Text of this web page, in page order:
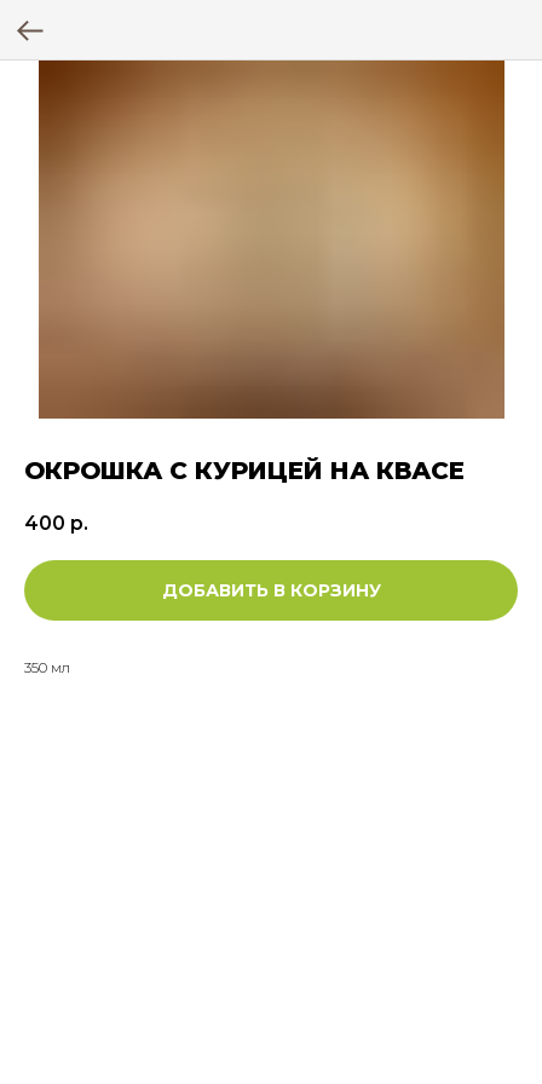
ОКРОШКА С КУРИЦЕЙ НА КВАСЕ
400 р.
ДОБАВИТЬ В КОРЗИНУ
350 мл